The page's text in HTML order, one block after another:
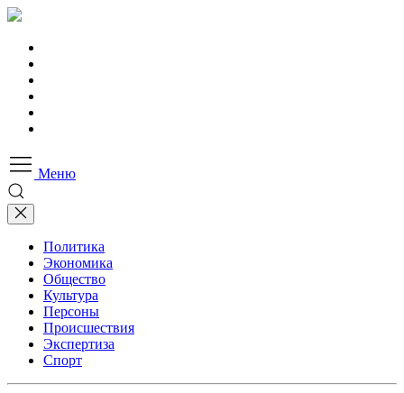
Меню
Политика
Экономика
Общество
Культура
Персоны
Происшествия
Экспертиза
Спорт